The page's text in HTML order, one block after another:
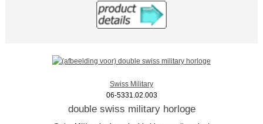
Swiss Military
06-5331.02.003
double swiss military horloge